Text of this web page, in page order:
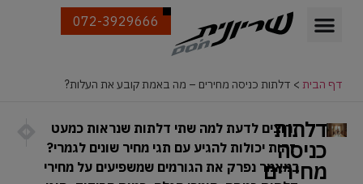
072-3929666
דף הבית > דלתות כניסה מחירים – מה באמת קובע את העלות?
דלתות
כניסה
מחירים
רוצים לדעת למה שתי דלתות שנראות כמעט
זהות יכולות להגיע עם תגי מחיר שונים לגמרי?
במאמר נפרק את הגורמים שמשפיעים על מחירי